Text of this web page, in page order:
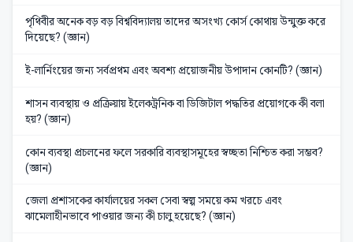
পৃথিবীর অনেক বড় বড় বিশ্ববিদ্যালয় তাদের অসংখ্য কোর্স কোথায় উন্মুক্ত করে
দিয়েছে? (জ্ঞান)
ই-লার্নিংয়ের জন্য সর্বপ্রথম এবং অবশ্য প্রয়োজনীয় উপাদান কোনটি? (জ্ঞান)
শাসন ব্যবস্থায় ও প্রক্রিয়ায় ইলেকট্রনিক বা ডিজিটাল পদ্ধতির প্রয়োগকে কী বলা
হয়? (জ্ঞান)
কোন ব্যবস্থা প্রচলনের ফলে সরকারি ব্যবস্থাসমূহের স্বচ্ছতা নিশ্চিত করা সম্ভব?
(জ্ঞান)
জেলা প্রশাসকের কার্যালয়ের সকল সেবা স্বল্প সময়ে কম খরচে এবং
ঝামেলাহীনভাবে পাওয়ার জন্য কী চালু হয়েছে? (জ্ঞান)